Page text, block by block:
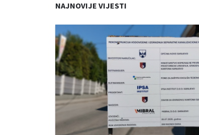
NAJNOVIJE VIJESTI